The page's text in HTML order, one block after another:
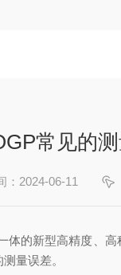
常见的
：2024-06-11
的新型高精度、
量误差。